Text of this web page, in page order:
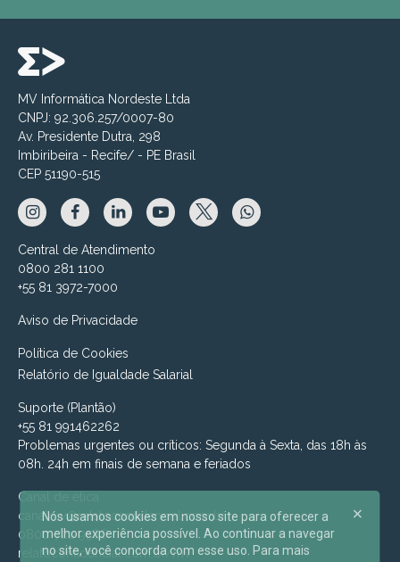
MV Informática Nordeste Ltda
CNPJ: 92.306.257/0007-80
Av. Presidente Dutra, 298
Imbiribeira - Recife/ - PE Brasil
CEP 51190-515
Central de Atendimento
0800 281 1100
+55 81 3972-7000
Aviso de Privacidade
Política de Cookies
Relatório de Igualdade Salarial
Suporte (Plantão)
+55 81 991462262
Problemas urgentes ou críticos: Segunda à Sexta, das 18h às
08h. 24h em finais de semana e feriados
Canal de ética
canalmv@relatoconfidencial.com.br
0800-721-9588
relatoconfidencial.com.br/mv
Nós usamos cookies em nosso site para oferecer a
melhor experiência possível. Ao continuar a navegar
no site, você concorda com esse uso. Para mais